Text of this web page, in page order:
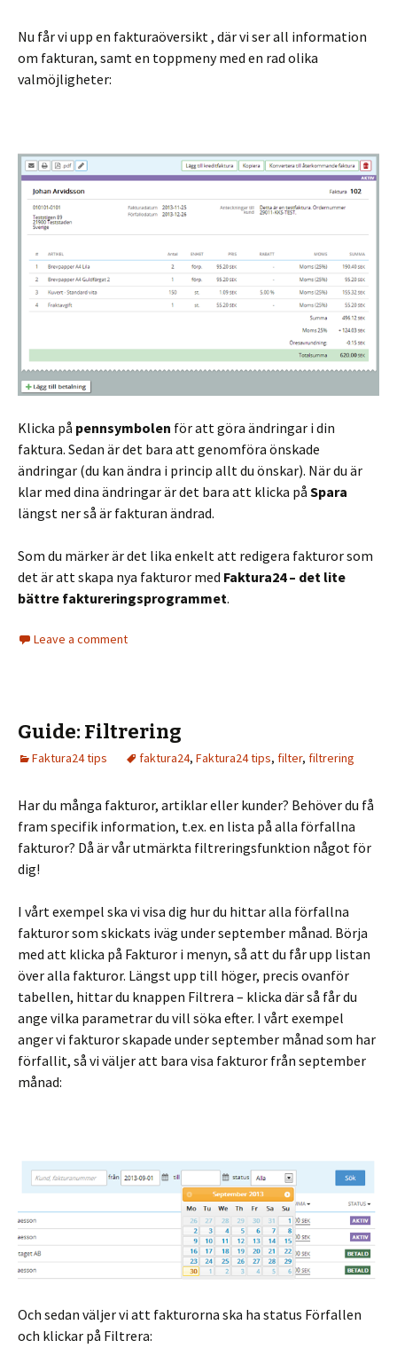
Nu får vi upp en fakturaöversikt , där vi ser all information
om fakturan, samt en toppmeny med en rad olika
valmöjligheter:
Klicka på pennsymbolen för att göra ändringar i din
faktura. Sedan är det bara att genomföra önskade
ändringar (du kan ändra i princip allt du önskar). När du är
klar med dina ändringar är det bara att klicka på Spara
längst ner så är fakturan ändrad.
Som du märker är det lika enkelt att redigera fakturor som
det är att skapa nya fakturor med Faktura24 – det lite
bättre faktureringsprogrammet.
Leave a comment
Guide: Filtrering
Faktura24 tips faktura24, Faktura24 tips, filter, filtrering
Har du många fakturor, artiklar eller kunder? Behöver du få
fram specifik information, t.ex. en lista på alla förfallna
fakturor? Då är vår utmärkta filtreringsfunktion något för
dig!
I vårt exempel ska vi visa dig hur du hittar alla förfallna
fakturor som skickats iväg under september månad. Börja
med att klicka på Fakturor i menyn, så att du får upp listan
över alla fakturor. Längst upp till höger, precis ovanför
tabellen, hittar du knappen Filtrera – klicka där så får du
ange vilka parametrar du vill söka efter. I vårt exempel
anger vi fakturor skapade under september månad som har
förfallit, så vi väljer att bara visa fakturor från september
månad:
Och sedan väljer vi att fakturorna ska ha status Förfallen
och klickar på Filtrera: